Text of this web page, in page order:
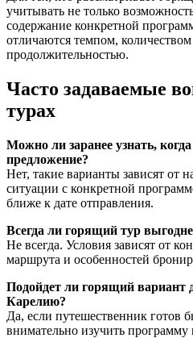
учитывать не только
содержание конкретной
отличаются темпом,
продолжительностью.
Часто задаваемые
турах
Можно ли заранее узнать,
предложение?
Нет, такие варианты зависят от
ситуации с конкретной
ближе к дате отправления.
Всегда ли горящий тур
Не всегда. Условия зависят от
маршрута и особенностей
Подойдет ли горящий вариант
Карелию?
Да, если путешественник готов
внимательно изучить